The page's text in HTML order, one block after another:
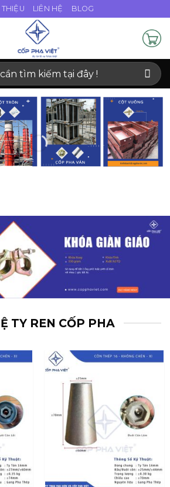
LIÊN HỆ BLOG
TY REN CỐP PHA